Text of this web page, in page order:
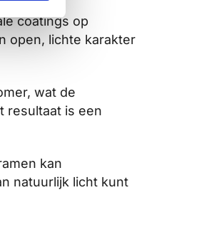
coatings op
open, lichte karakter
wat de
resultaat is een
kan
natuurlijk licht kunt